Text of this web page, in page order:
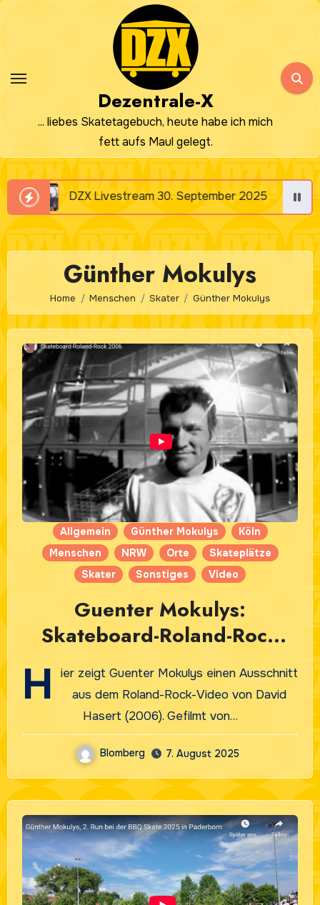
Dezentrale-X
... liebes Skatetagebuch, heute habe ich mich
fett aufs Maul gelegt.
DZX Livestream 30. September 2025 DZX
Günther Mokulys
Home Menschen Skater Günther Mokulys
Allgemein Günther Mokulys
Köln
Menschen
NRW Orte
Skateplätze
Skater
Sonstiges Video
Guenter Mokulys:
Skateboard-Roland-Rock
2006
H
ier zeigt Guenter Mokulys einen Ausschnitt
aus dem Roland-Rock-Video von David
Hasert (2006). Gefilmt von…
Blomberg 7. August 2025